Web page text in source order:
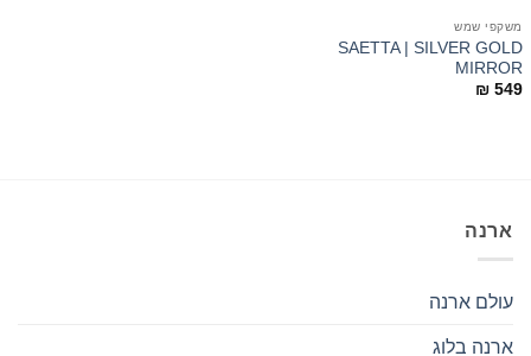
משקפי שמש
SAETTA | SILVER GOLD
MIRROR
₪ 549
ארנה
עולם ארנה
ארנה בלוג